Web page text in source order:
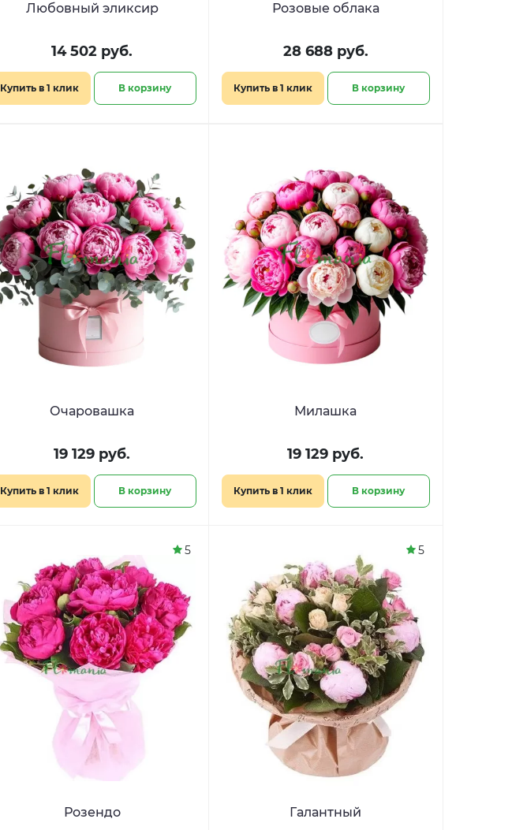
Любовный эликсир
14 502 руб.
Купить в 1 клик В корзину
Розовые облака
28 688 руб.
Купить в 1 клик В корзину
Очаровашка
19 129 руб.
Купить в 1 клик В корзину
Милашка
19 129 руб.
Купить в 1 клик В корзину
Розендо
5
Галантный
5